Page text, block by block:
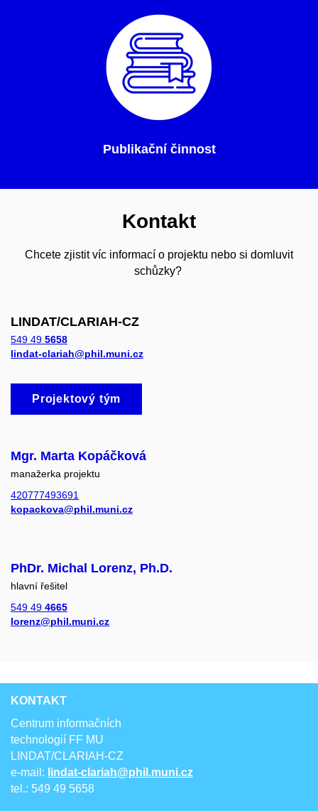
Publikační činnost
Kontakt
Chcete zjistit víc informací o projektu nebo si domluvit
schůzky?
LINDAT/CLARIAH-CZ
549 49 5658
lindat-clariah@phil.muni.cz
Projektový tým
Mgr. Marta Kopáčková
manažerka projektu
420777493691
kopackova@phil.muni.cz
PhDr. Michal Lorenz, Ph.D.
hlavní řešitel
549 49 4665
lorenz@phil.muni.cz
KONTAKT
Centrum informačních
technologií FF MU
LINDAT/CLARIAH-CZ
e-mail: lindat-clariah@phil.muni.cz
tel.: 549 49 5658